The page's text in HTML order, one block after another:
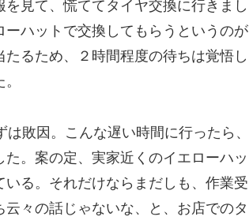
見て、慌ててタイヤ交換に行きまし
ハットで交換してもらうというのが
るため、２時間程度の待ちは覚悟し
敗因。こんな遅い時間に行ったら、
。案の定、実家近くのイエローハッ
る。それだけならまだしも、作業受
々の話じゃないな、と、お店でのタ